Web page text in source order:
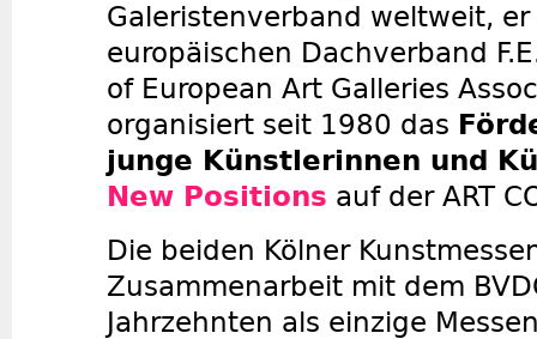
Galeristenverband weltweit,
europäischen Dachverband
of European Art Galleries
organisiert seit 1980 das
junge Künstlerinnen und
New Positions auf der ART
Die beiden Kölner
Zusammenarbeit mit dem
Jahrzehnten als einzige